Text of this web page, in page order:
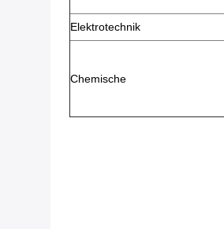
Elektrotechnik
Chemische